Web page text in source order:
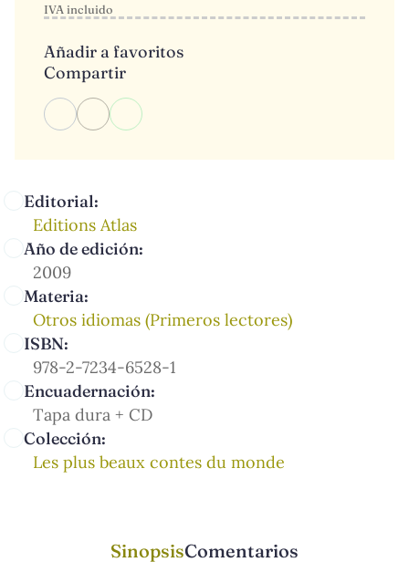
Editorial:
Editions Atlas
Año de edición:
2009
Materia:
Otros idiomas (Primeros lectores)
ISBN:
978-2-7234-6528-1
Encuadernación:
Tapa dura + CD
Colección:
Les plus beaux contes du monde
IVA incluido
Añadir a favoritos
Compartir
SinopsisComentarios